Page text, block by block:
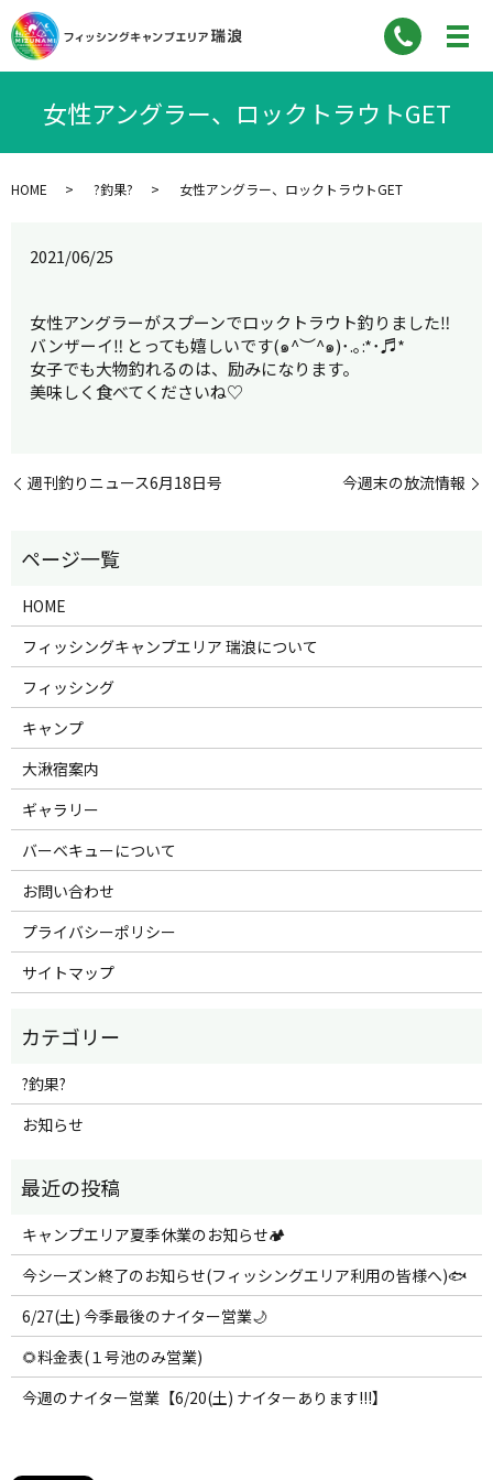
女性アングラー、ロックトラウトGET
HOME ?釣果? 女性アングラー、ロックトラウトGET
2021/06/25
女性アングラーがスプーンでロックトラウト釣りました‼︎
バンザーイ‼︎ とっても嬉しいです(๑^︶^๑)･.｡:*･♬*
女子でも大物釣れるのは、励みになります。
美味しく食べてくださいね♡
週刊釣りニュース6月18日号 今週末の放流情報
HOME
フィッシングキャンプエリア 瑞浪について
フィッシング
キャンプ
大湫宿案内
ギャラリー
バーベキューについて
お問い合わせ
プライバシーポリシー
サイトマップ
?釣果?
お知らせ
キャンプエリア夏季休業のお知らせ🏕️
今シーズン終了のお知らせ(フィッシングエリア利用の皆様へ)🐟
6/27(土) 今季最後のナイター営業🌙
🌻料金表(１号池のみ営業)
今週のナイター営業【6/20(土) ナイターあります!!!】